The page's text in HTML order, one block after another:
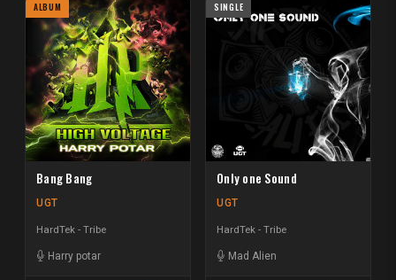
ALBUM
Bang Bang
UGT
HardTek - Tribe
Harry potar
SINGLE
Only one Sound
UGT
HardTek - Tribe
Mad Alien